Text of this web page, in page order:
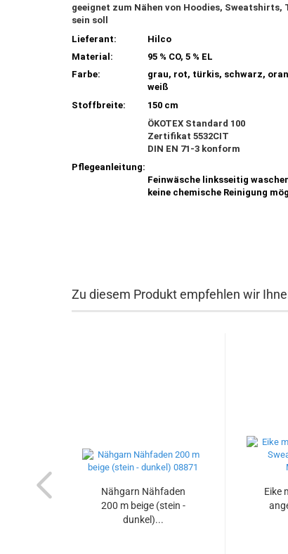
geeignet zum Nähen von Hoodies,
sein soll
Lieferant:
Hilco
Material:
95 % CO, 5 % EL
Farbe:
grau, rot, türkis, schwarz,
weiß
Stoffbreite:
150 cm
ÖKOTEX Standard 100
Zertifikat 5532CIT
DIN EN 71-3 konform
Pflegeanleitung:
Feinwäsche linksseitig
keine chemische Reinigung
Zu diesem Produkt empfehlen wir
Nähgarn Nähfaden
200 m beige (stein -
dunkel)...
Eike